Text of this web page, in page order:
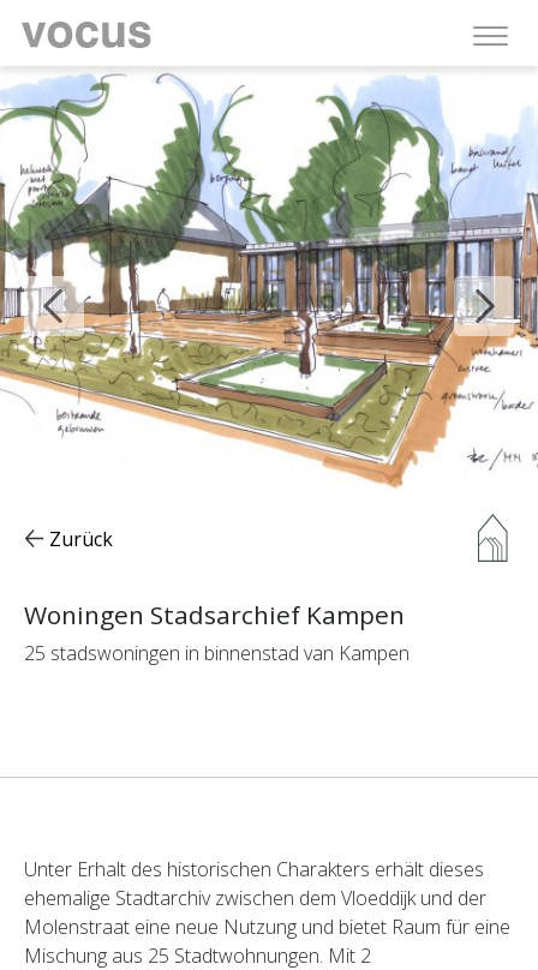
Woningen Stadsarchief Kampen
25 stadswoningen in binnenstad van Kampen
Zurück
Unter Erhalt des historischen Charakters erhält dieses
ehemalige Stadtarchiv zwischen dem Vloeddijk und der
Molenstraat eine neue Nutzung und bietet Raum für eine
Mischung aus 25 Stadtwohnungen. Mit 2